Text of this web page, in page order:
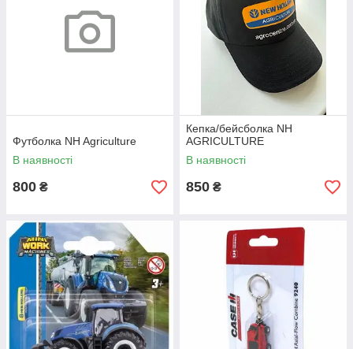
Футболка NH Agriculture
В наявності
800 ₴
Кепка/бейсболка NH
AGRICULTURE
В наявності
850 ₴